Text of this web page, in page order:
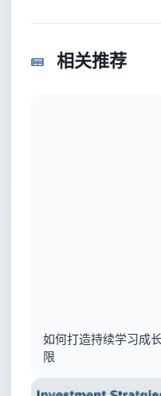
相关推荐
如何打造持续学习成
限